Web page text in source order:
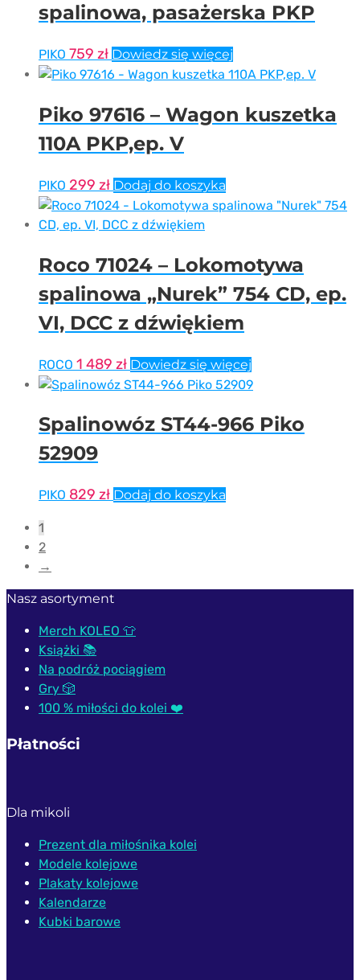
spalinowa, pasażerska PKP
PIKO 759 zł Dowiedz się więcej
Piko 97616 – Wagon kuszetka
110A PKP,ep. V
PIKO 299 zł Dodaj do koszyka
Roco 71024 – Lokomotywa
spalinowa „Nurek” 754 CD, ep.
VI, DCC z dźwiękiem
ROCO 1 489 zł Dowiedz się więcej
Spalinowóz ST44-966 Piko
52909
PIKO 829 zł Dodaj do koszyka
1
2
→
Nasz asortyment
Merch KOLEO 👕
Książki 📚
Na podróż pociągiem
Gry 🎲
100 % miłości do kolei ❤️
Płatności
Dla mikoli
Prezent dla miłośnika kolei
Modele kolejowe
Plakaty kolejowe
Kalendarze
Kubki barowe